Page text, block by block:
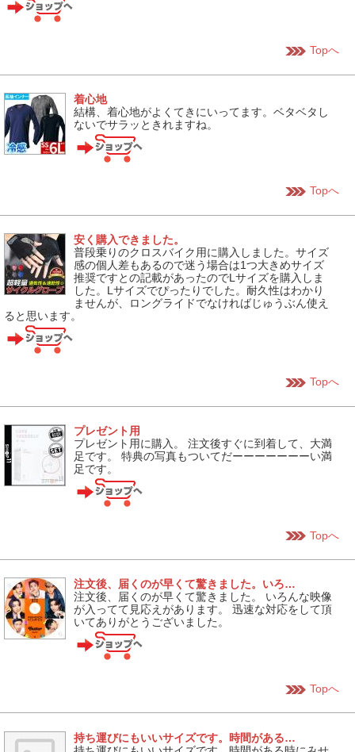
Topへ
着心地
結構、着心地がよくてきにいってます。ベタベタし
ないでサラッときれますね。
Topへ
安く購入できました。
普段乗りのクロスバイク用に購入しました。サイズ
感の個人差もあるので迷う場合は1つ大きめサイズ
推奨ですとの記載があったのでLサイズを購入しま
した。Lサイズでぴったりでした。耐久性はわかり
ませんが、ロングライドでなければじゅうぶん使え
ると思います。
Topへ
プレゼント用
プレゼント用に購入。 注文後すぐに到着して、大満
足です。 特典の写真もついてだーーーーーーーい満
足です。
Topへ
注文後、届くのが早くて驚きました。いろ…
注文後、届くのが早くて驚きました。 いろんな映像
が入ってて見応えがあります。 迅速な対応をして頂
いてありがとうございました。
Topへ
持ち運びにもいいサイズです。時間がある…